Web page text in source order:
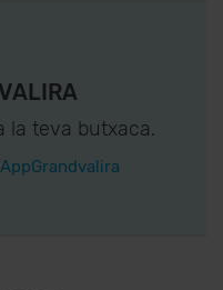
la teva butxaca.